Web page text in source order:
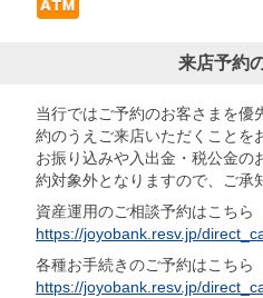
来店予約
当行ではご予約のお客さまを優
約のうえご来店いただくことを
お振り込みや入出金・税公金の
約対象外となりますので、ご承
資産運用のご相談予約はこちら
https://joyobank.resv.jp/
各種お手続きのご予約はこちら
https://joyobank.resv.jp/